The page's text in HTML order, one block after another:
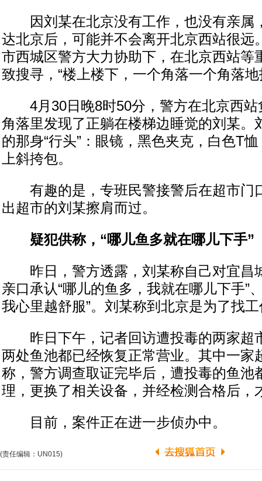
因刘某在北京没有工作，也没有亲属
达北京后，可能并不会离开北京西站很远
市西城区警方大力协助下，在北京西站等
致搜寻，“楼上楼下，一个角落一个角落地
4月30日晚8时50分，警方在北京西站
角落里发现了正躺在楼梯边睡觉的刘某。
的那身“行头”：眼镜，黑色夹克，白色T
上斜挎包。
有趣的是，专班民警接警后在超市门
出超市的刘某擦肩而过。
疑犯供称，“哪儿鱼多就在哪儿下手”
昨日，警方透露，刘某称自己对宜昌
亲口承认“哪儿的鱼多，我就在哪儿下手”
我心里越舒服”。刘某称到北京是为了找
昨日下午，记者回访遭投毒的两家超
两处鱼池都已经恢复正常营业。其中一家
称，警方调查取证完毕后，遭投毒的鱼池
理，更换了相关设备，并经检测合格后，
目前，案件正在进一步侦办中。
(责任编辑：UN015)